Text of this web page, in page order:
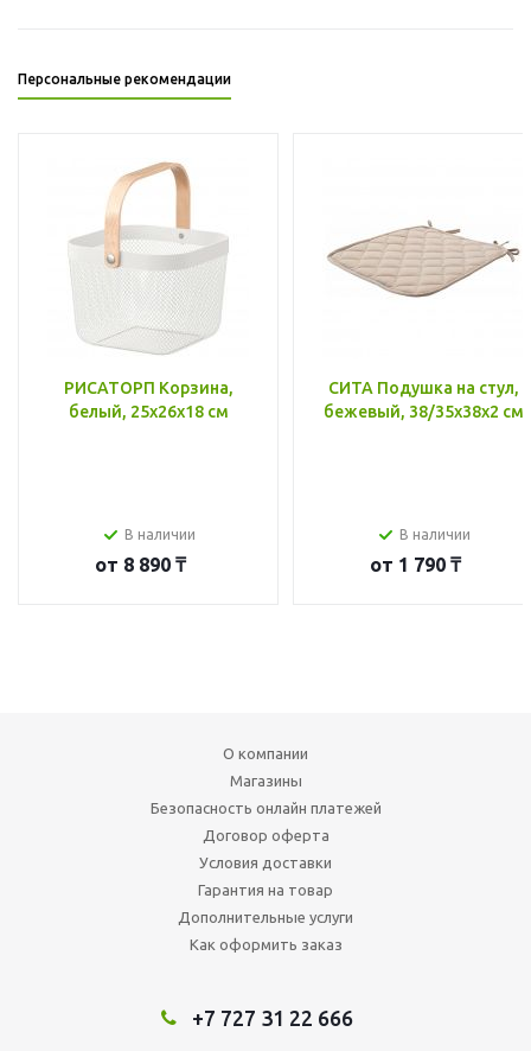
Персональные рекомендации
РИСАТОРП Корзина,
белый, 25x26x18 см
В наличии
от 8 890 ₸
СИТА Подушка на стул,
бежевый, 38/35x38x2 см
В наличии
от 1 790 ₸
О компании
Магазины
Безопасность онлайн платежей
Договор оферта
Условия доставки
Гарантия на товар
Дополнительные услуги
Как оформить заказ
+7 727 31 22 666